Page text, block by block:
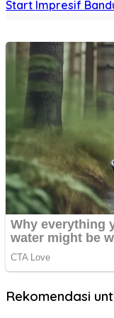
Start Impresif
Rekomendasi